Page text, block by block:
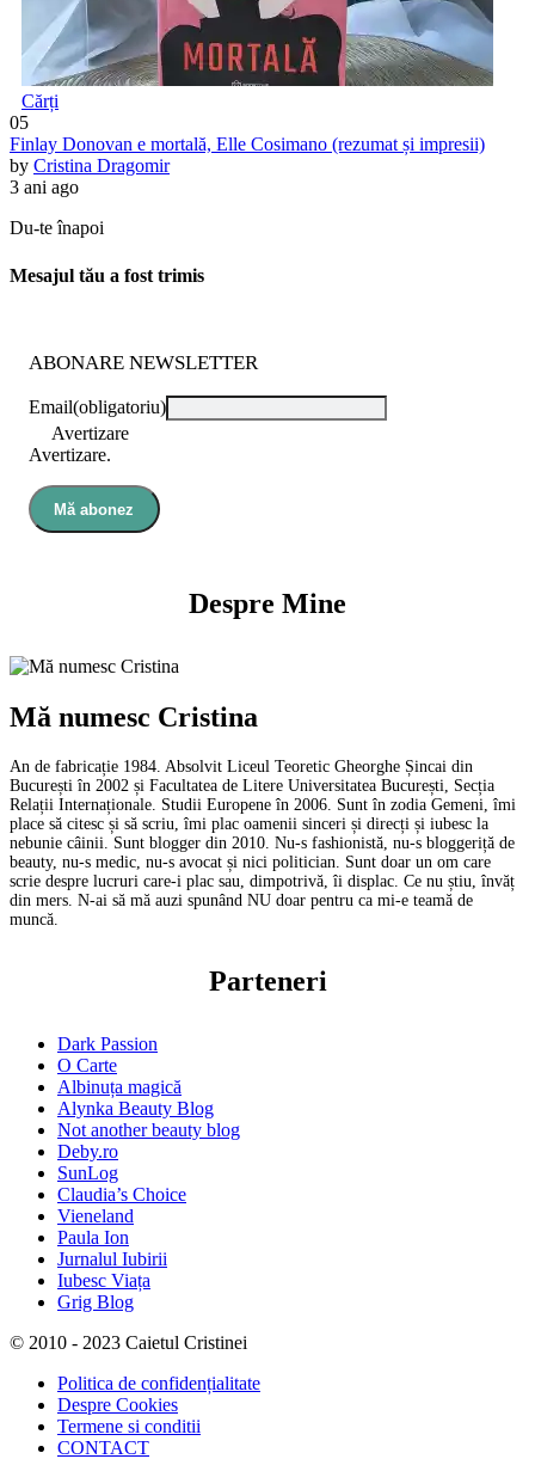
Cărți
05
Finlay Donovan e mortală, Elle Cosimano (rezumat și impresii)
by Cristina Dragomir
3 ani ago
Du-te înapoi
Mesajul tău a fost trimis
ABONARE NEWSLETTER
Email(obligatoriu)
Avertizare
Avertizare.
Mă abonez
Despre Mine
Mă numesc Cristina
An de fabricație 1984. Absolvit Liceul Teoretic Gheorghe Șincai din
București în 2002 și Facultatea de Litere Universitatea București, Secția
Relații Internaționale. Studii Europene în 2006. Sunt în zodia Gemeni, îmi
place să citesc și să scriu, îmi plac oamenii sinceri și direcți și iubesc la
nebunie câinii. Sunt blogger din 2010. Nu-s fashionistă, nu-s bloggeriță de
beauty, nu-s medic, nu-s avocat și nici politician. Sunt doar un om care
scrie despre lucruri care-i plac sau, dimpotrivă, îi displac. Ce nu știu, învăț
din mers. N-ai să mă auzi spunând NU doar pentru ca mi-e teamă de
muncă.
Parteneri
Dark Passion
O Carte
Albinuța magică
Alynka Beauty Blog
Not another beauty blog
Deby.ro
SunLog
Claudia’s Choice
Vieneland
Paula Ion
Jurnalul Iubirii
Iubesc Viața
Grig Blog
© 2010 - 2023 Caietul Cristinei
Politica de confidențialitate
Despre Cookies
Termene si conditii
CONTACT